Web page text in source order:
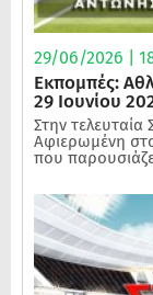
29/06/2026 |
Εκπομπές:
29 Ιουνίου
Στην
Αφιερωμένη
που